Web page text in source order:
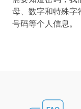
母、数字和特殊字
号码等个人信息。